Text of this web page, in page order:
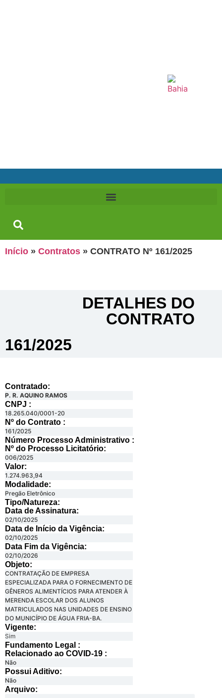
Início » Contratos » CONTRATO Nº 161/2025
DETALHES DO
CONTRATO​
161/2025
Contratado:
P. R. AQUINO RAMOS
CNPJ :
18.265.040/0001-20
Nº do Contrato :
161/2025
Número Processo Administrativo :
Nº do Processo Licitatório:
006/2025
Valor:
1.274.963,94
Modalidade:
Pregão Eletrônico
Tipo/Natureza:
Data de Assinatura:
02/10/2025
Data de Início da Vigência:
02/10/2025
Data Fim da Vigência:
02/10/2026
Objeto:
CONTRATAÇÃO DE EMPRESA
ESPECIALIZADA PARA O FORNECIMENTO DE
GÊNEROS ALIMENTÍCIOS PARA ATENDER À
MERENDA ESCOLAR DOS ALUNOS
MATRICULADOS NAS UNIDADES DE ENSINO
DO MUNICÍPIO DE ÁGUA FRIA-BA.
Vigente:
Sim
Fundamento Legal :​
Relacionado ao COVID-19 :​
Não
Possui Aditivo:​
Não
Arquivo: